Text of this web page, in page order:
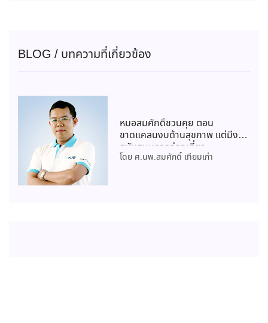
BLOG / บทความที่เกี่ยวข้อง
หมอสมศักดิ์ชวนคุย ตอน
ขาดแคลนงบด้านสุขภาพ แต่มีงบ
สนับสนุนการท่องเที่ยว
โดย ศ.นพ.สมศักดิ์ เทียมเก่า